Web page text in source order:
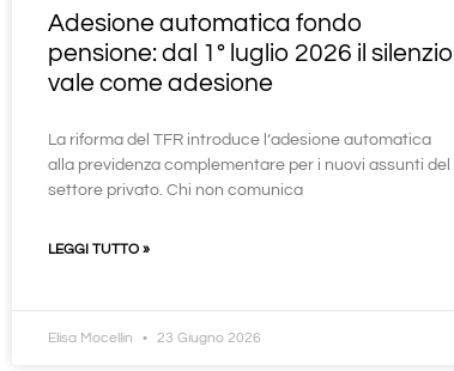
Adesione automatica fondo
pensione: dal 1° luglio 2026 il silenzio
vale come adesione
La riforma del TFR introduce l’adesione automatica
alla previdenza complementare per i nuovi assunti del
settore privato. Chi non comunica
LEGGI TUTTO »
Elisa Mocellin 23 Giugno 2026